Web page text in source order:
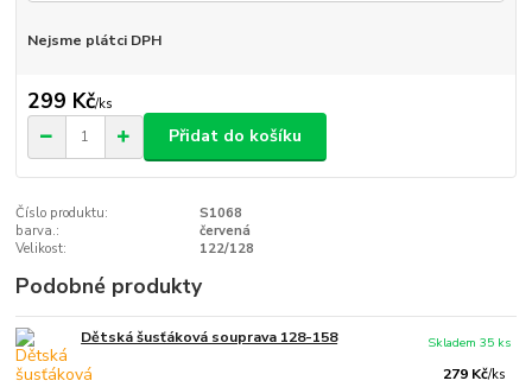
Nejsme plátci DPH
299 Kč/ks
Přidat do košíku
Číslo produktu:
S1068
barva.:
červená
Velikost:
122/128
Podobné produkty
Dětská šusťáková souprava 128-158
279 Kč/ks
Skladem 35 ks